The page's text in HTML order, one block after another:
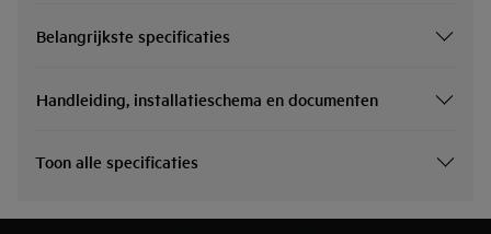
Belangrijkste specificaties
Handleiding, installatieschema en documenten
Toon alle specificaties